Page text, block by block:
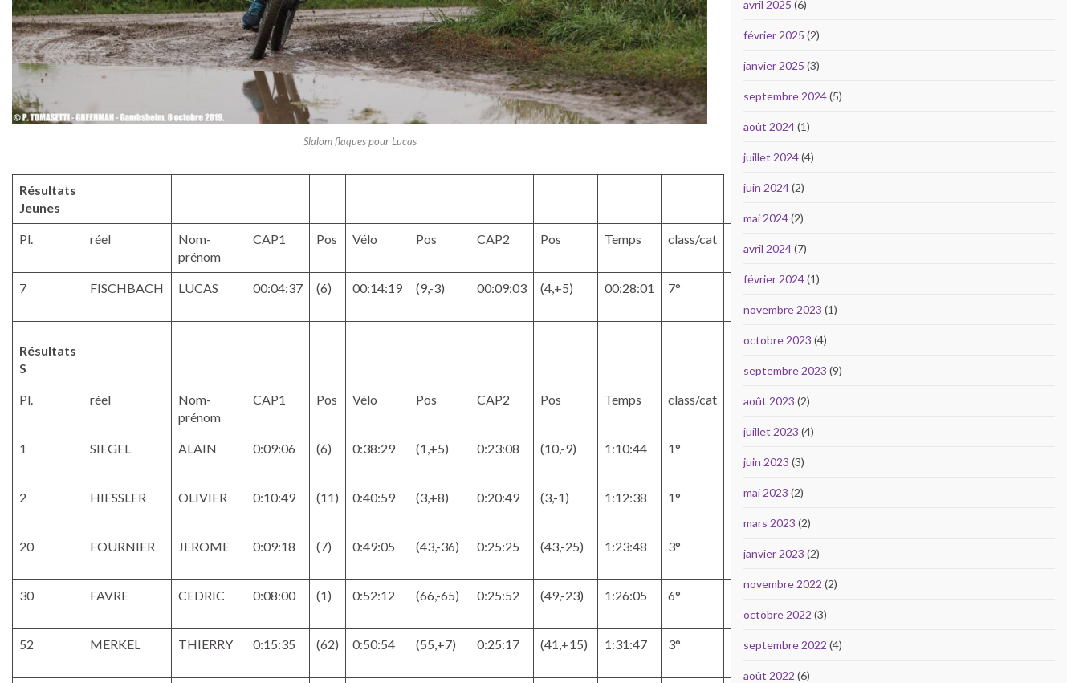
Slalom flaques pour Lucas
Résultats
Jeunes
Pl. réel
Nom-
prénom
CAP1 Pos Vélo Pos CAP2 Pos Temps class/cat cat.
7 FISCHBACH LUCAS 00:04:37 (6) 00:14:19 (9,-3) 00:09:03 (4,+5) 00:28:01 7°
Mi-
Résultats
S
Pl. réel
Nom-
prénom
CAP1 Pos Vélo Pos CAP2 Pos Temps class/cat cat.
1 SIEGEL ALAIN 0:09:06 (6) 0:38:29 (1,+5) 0:23:08 (10,-9) 1:10:44 1°
V2-
M
2 HIESSLER OLIVIER 0:10:49 (11) 0:40:59 (3,+8) 0:20:49 (3,-1) 1:12:38 1°
V1-
20 FOURNIER JEROME 0:09:18 (7) 0:49:05 (43,-36) 0:25:25 (43,-25) 1:23:48 3°
V2-
M
30 FAVRE CEDRIC 0:08:00 (1) 0:52:12 (66,-65) 0:25:52 (49,-23) 1:26:05 6°
V2-
52 MERKEL THIERRY 0:15:35 (62) 0:50:54 (55,+7) 0:25:17 (41,+15) 1:31:47 3°
V4-
avril 2025 (6)
février 2025 (2)
janvier 2025 (3)
septembre 2024(5)
août 2024(1)
juillet 2024(4)
juin 2024(2)
mai 2024(2)
avril 2024(7)
février 2024(1)
novembre 2023 (1)
octobre 2023 (4)
septembre 2023 (9)
août 2023 (2)
juillet 2023 (4)
juin 2023 (3)
mai 2023 (2)
mars 2023 (2)
janvier 2023 (2)
novembre 2022 (2)
octobre 2022 (3)
septembre 2022 (4)
août 2022 (6)